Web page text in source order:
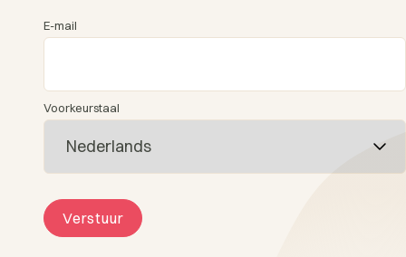
E-mail
Voorkeurstaal
Verstuur